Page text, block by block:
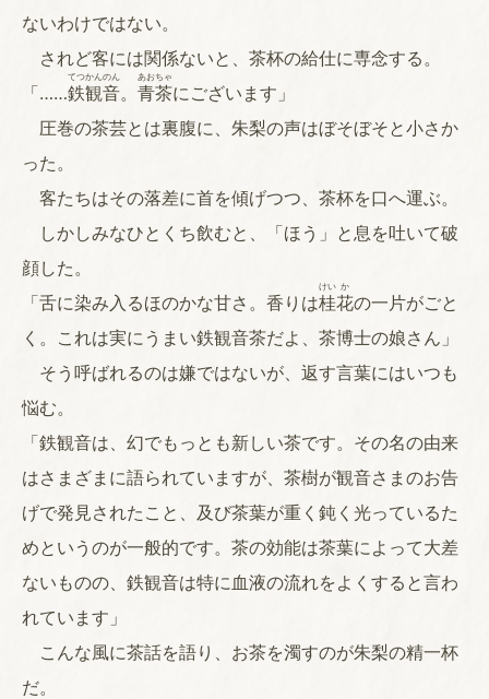
ないわけではない。
されど客には関係ないと、茶杯の給仕に専念する。
「……鉄
てつ
観
かん
音
のん
。 青
あお
茶
ちゃ
にございます」
圧巻の茶芸とは裏腹に、朱梨の声はぼそぼそと小さか
った。
客たちはその落差に首を傾げつつ、茶杯を口へ運ぶ。
しかしみなひとくち飲むと、「ほう」と息を吐いて破
顔した。
「舌に染み入るほのかな甘さ。香りは桂
けい
花
か
の一片がごと
く。これは実にうまい鉄観音茶だよ、茶博士の娘さん」
そう呼ばれるのは嫌ではないが、返す言葉にはいつも
悩む。
「鉄観音は、幻でもっとも新しい茶です。その名の由来
はさまざまに語られていますが、茶樹が観音さまのお告
げで発見されたこと、及び茶葉が重く鈍く光っているた
めというのが一般的です。茶の効能は茶葉によって大差
ないものの、鉄観音は特に血液の流れをよくすると言わ
れています」
こんな風に茶話を語り、お茶を濁すのが朱梨の精一杯
だ。